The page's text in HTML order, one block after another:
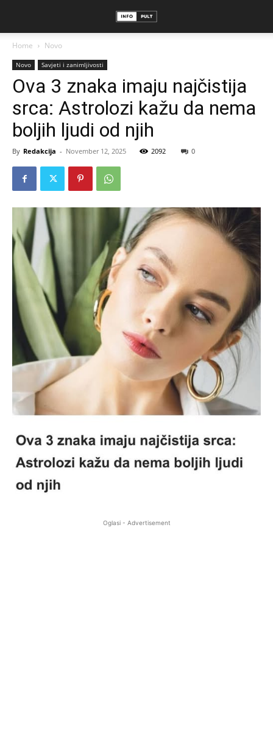
Home Novo
Novo Savjeti i zanimljivosti
Ova 3 znaka imaju najčistija
srca: Astrolozi kažu da nema
boljih ljudi od njih
By Redakcija - November 12, 2025 2092 0
Oglasi - Advertisement